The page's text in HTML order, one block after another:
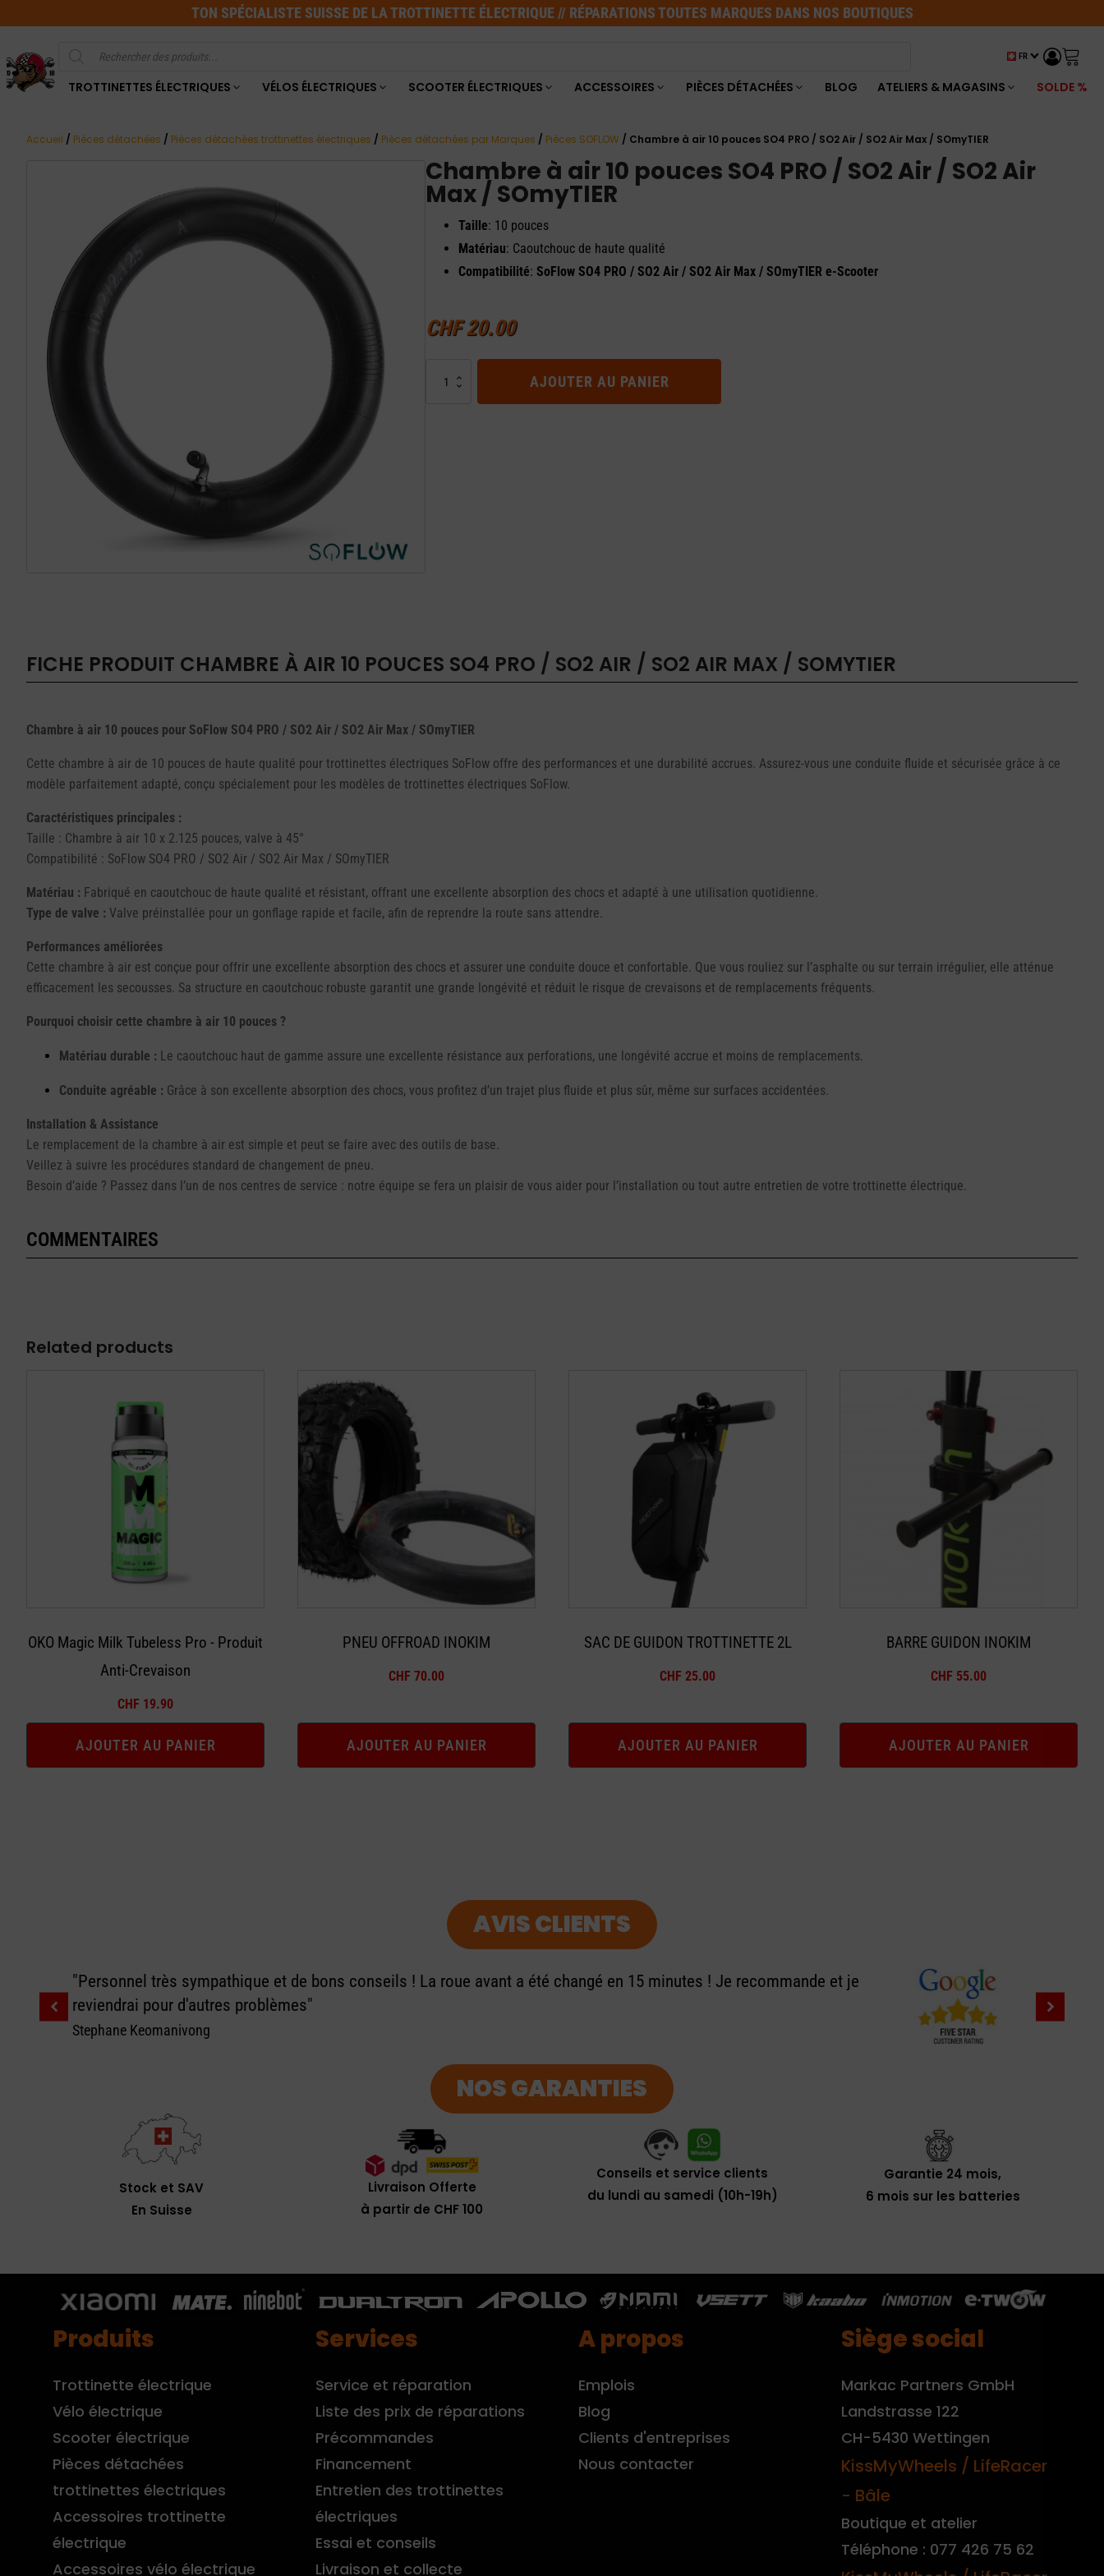
TON SPÉCIALISTE SUISSE DE LA TROTTINETTE ÉLECTRIQUE // RÉPARATIONS TOUTES MARQUES DANS NOS BOUTIQUES
Recherche
produits
FR
TROTTINETTES ÉLECTRIQUES VÉLOS ÉLECTRIQUES SCOOTER ÉLECTRIQUES ACCESSOIRES PIÈCES DÉTACHÉES BLOG ATELIERS & MAGASINS SOLDE %
Accueil / Pièces détachées / Pièces détachées trottinettes électriques / Pièces détachées par Marques / Pièces SOFLOW / Chambre à air 10 pouces SO4 PRO / SO2 Air / SO2 Air Max / SOmyTIER
Chambre à air 10 pouces SO4 PRO / SO2 Air / SO2 Air
Max / SOmyTIER
Taille: 10 pouces
Matériau: Caoutchouc de haute qualité
Compatibilité:SoFlow SO4 PRO / SO2 Air / SO2 Air Max / SOmyTIER e-Scooter
CHF20.00
quantité
SOmyTIER
AJOUTER AU PANIER
FICHE PRODUIT CHAMBRE À AIR 10 POUCES SO4 PRO / SO2 AIR / SO2 AIR MAX / SOMYTIER
Chambre à air 10 pouces pour SoFlow SO4 PRO / SO2 Air / SO2 Air Max / SOmyTIER
Cette chambre à air de 10 pouces de haute qualité pour trottinettes électriques SoFlow offre des performances et une durabilité accrues. Assurez-vous une conduite fluide et sécurisée grâce à ce
modèle parfaitement adapté, conçu spécialement pour les modèles de trottinettes électriques SoFlow.
Caractéristiques principales :
Taille : Chambre à air 10 x 2.125 pouces, valve à 45°
Compatibilité : SoFlow SO4 PRO / SO2 Air / SO2 Air Max / SOmyTIER
Matériau : Fabriqué en caoutchouc de haute qualité et résistant, offrant une excellente absorption des chocs et adapté à une utilisation quotidienne.
Type de valve : Valve préinstallée pour un gonflage rapide et facile, afin de reprendre la route sans attendre.
Performances améliorées
Cette chambre à air est conçue pour offrir une excellente absorption des chocs et assurer une conduite douce et confortable. Que vous rouliez sur l’asphalte ou sur terrain irrégulier, elle atténue
efficacement les secousses. Sa structure en caoutchouc robuste garantit une grande longévité et réduit le risque de crevaisons et de remplacements fréquents.
Pourquoi choisir cette chambre à air 10 pouces ?
Matériau durable : Le caoutchouc haut de gamme assure une excellente résistance aux perforations, une longévité accrue et moins de remplacements.
Conduite agréable : Grâce à son excellente absorption des chocs, vous profitez d’un trajet plus fluide et plus sûr, même sur surfaces accidentées.
Installation & Assistance
Le remplacement de la chambre à air est simple et peut se faire avec des outils de base.
Veillez à suivre les procédures standard de changement de pneu.
Besoin d’aide ? Passez dans l’un de nos centres de service : notre équipe se fera un plaisir de vous aider pour l’installation ou tout autre entretien de votre trottinette électrique.
COMMENTAIRES
Related products
OKO Magic Milk Tubeless Pro - Produit
Anti-Crevaison
CHF 19.90
AJOUTER AU PANIER
PNEU OFFROAD INOKIM
CHF 70.00
AJOUTER AU PANIER
SAC DE GUIDON TROTTINETTE 2L
CHF 25.00
AJOUTER AU PANIER
BARRE GUIDON INOKIM
CHF 55.00
AJOUTER AU PANIER
AVIS CLIENTS
"Personnel très sympathique et de bons conseils ! La roue avant a été changé en 15 minutes ! Je recommande et je
reviendrai pour d'autres problèmes"
Stephane Keomanivong
NOS GARANTIES
Stock et SAV
En Suisse
Livraison Offerte
à partir de CHF 100
Conseils et service clients
du lundi au samedi (10h-19h)
Garantie 24 mois,
6 mois sur les batteries
Produits
Trottinette électrique
Vélo électrique
Scooter électrique
Pièces détachées
trottinettes électriques
Accessoires trottinette
électrique
Accessoires vélo électrique
Services
Service et réparation
Liste des prix de réparations
Précommandes
Financement
Entretien des trottinettes
électriques
Essai et conseils
Livraison et collecte
A propos
Emplois
Blog
Clients d'entreprises
Nous contacter
Siège social
Markac Partners GmbH
Landstrasse 122
CH-5430 Wettingen
KissMyWheels / LifeRacer
- Bâle
Boutique et atelier
Téléphone : 077 426 75 62